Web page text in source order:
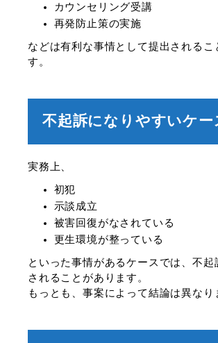
カウンセリング受講
再発防止策の実施
などは有利な事情として提出されるこ
す。
不起訴になりやすいケー
実務上、
初犯
示談成立
被害回復がなされている
更生環境が整っている
といった事情があるケースでは、不起
されることがあります。
もっとも、事案によって結論は異なり